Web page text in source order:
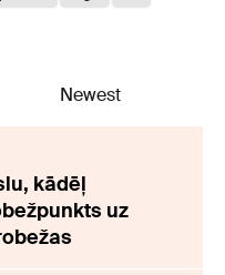
Newest
kādēļ
uz